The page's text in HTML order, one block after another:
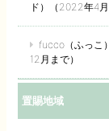
ド）（2022年4月
fucco（ふっこ
12月まで）
置賜地域